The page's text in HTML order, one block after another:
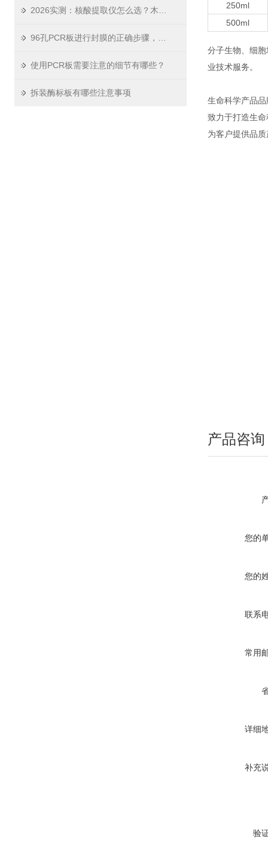
使用PCR板需要注意的细节有哪些？
拆装酶标板有哪些注意事项
250ml
500ml
分子生物、细
业技术服务。
生命科学产品品
致力于打造生
为客户提供品
产品咨询
您的
您的
联系
常用
详细
补充
验